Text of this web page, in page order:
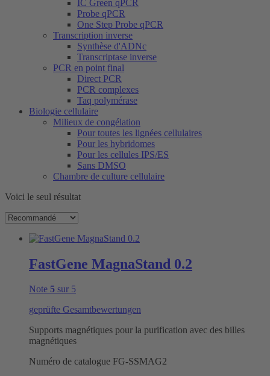
IC Green qPCR
Probe qPCR
One Step Probe qPCR
Transcription inverse
Synthèse d'ADNc
Transcriptase inverse
PCR en point final
Direct PCR
PCR complexes
Taq polymérase
Biologie cellulaire
Milieux de congélation
Pour toutes les lignées cellulaires
Pour les hybridomes
Pour les cellules IPS/ES
Sans DMSO
Chambre de culture cellulaire
Voici le seul résultat
FastGene MagnaStand 0.2
Note 5 sur 5
geprüfte Gesamtbewertungen
Supports magnétiques pour la purification avec des billes
magnétiques
Numéro de catalogue FG-SSMAG2